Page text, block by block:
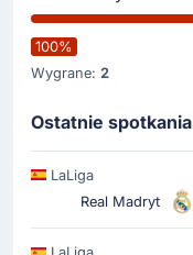
100%
Wygrane: 2
Ostatnie spotkania
LaLiga
Real Madryt